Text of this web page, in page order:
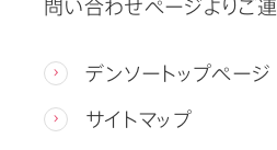
デンソートップページ
サイトマップ